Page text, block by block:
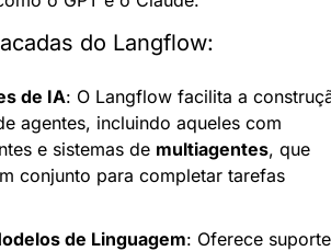
do Langflow:
de IA: O Langflow facilita a
agentes, incluindo aqueles com
e sistemas de multiagentes, que
conjunto para completar tarefas
de Linguagem: Oferece suporte